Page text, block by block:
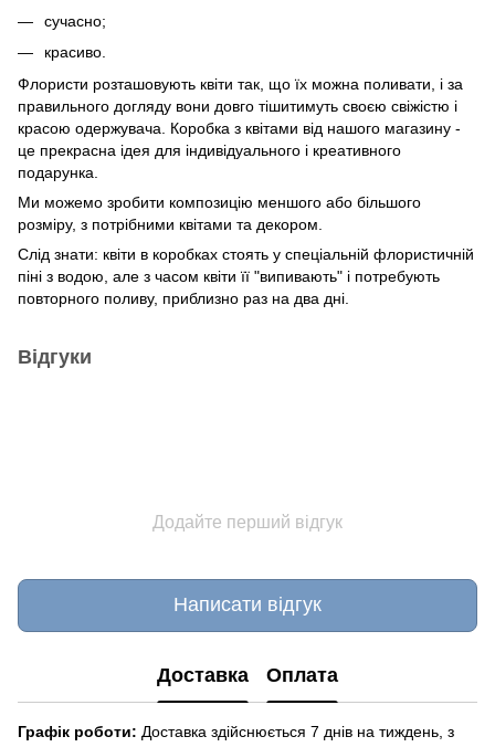
сучасно;
красиво.
Флористи розташовують квіти так, що їх можна поливати, і за
правильного догляду вони довго тішитимуть своєю свіжістю і
красою одержувача. Коробка з квітами від нашого магазину -
це прекрасна ідея для індивідуального і креативного
подарунка.
Ми можемо зробити композицію меншого або більшого
розміру, з потрібними квітами та декором.
Слід знати: квіти в коробках стоять у спеціальній флористичній
піні з водою, але з часом квіти її "випивають" і потребують
повторного поливу, приблизно раз на два дні.
Відгуки
Додайте перший відгук
Написати відгук
Доставка Оплата
Графік роботи: Доставка здійснюється 7 днів на тиждень, з